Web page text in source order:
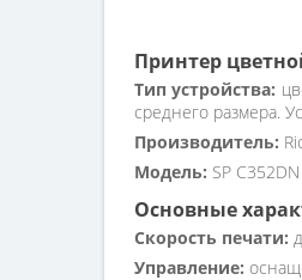
Принтер
Тип устройства:
среднего размера.
Производитель:
Модель: SP
Основные
Скорость печати:
Управление: